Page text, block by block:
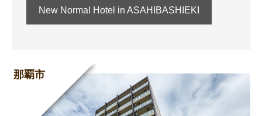
New Normal Hotel in ASAHIBASHIEKI
那覇市